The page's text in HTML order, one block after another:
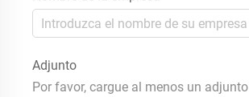
Adjunto
Por favor, cargue al menos un adjunto